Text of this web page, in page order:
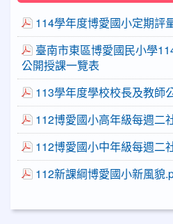
114學年度博愛國小定期評
臺南市東區博愛國民小學
公開授課一覽表
113學年度學校校長及教師
112博愛國小高年級每週二
112博愛國小中年級每週二
112新課綱博愛國小新風貌